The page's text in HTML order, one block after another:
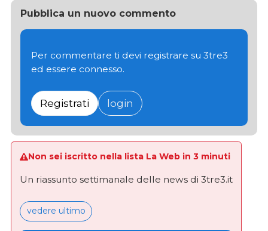
Pubblica un nuovo commento
Per commentare ti devi registrare su 3tre3
ed essere connesso.
Registrati login
Non sei iscritto nella lista La Web in 3 minuti
Un riassunto settimanale delle news di 3tre3.it
vedere ultimo